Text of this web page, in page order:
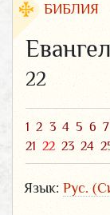
БИБЛИЯ
22
1 2 3 4 5 6 7
21 22 23 24
Язык: Рус.